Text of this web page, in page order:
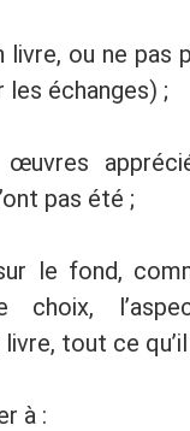
livre, ou ne pas
échanges) ;
pas été ;
sur le fond,
choix,
tout ce
à :